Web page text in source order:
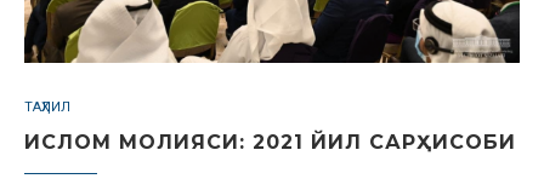
ТАҲЛИЛ
ИСЛОМ МОЛИЯСИ: 2021 ЙИЛ САРҲИСОБИ